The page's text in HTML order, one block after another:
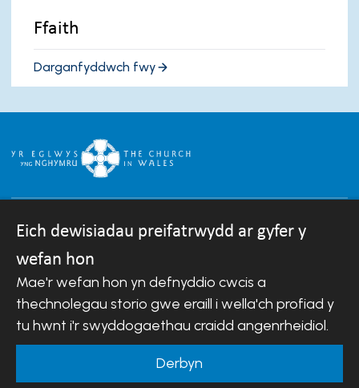
Ffaith
Darganfyddwch fwy
Hawlfraint © 2007-2026 Esgobaeth Llandaf.
Cedwir pob hawl.
Mae Bwrdd Cyllid Esgobaeth Llandaf yn gwmni sydd
wedi'i gofrestru yng Nghymru a Lloegr.
Rhif cwmni: 488549 | Rhif elusen gofrestredig:
Eich dewisiadau preifatrwydd ar gyfer y
wefan hon
Mae'r wefan hon yn defnyddio cwcis a
thechnolegau storio gwe eraill i wella'ch profiad y
tu hwnt i'r swyddogaethau craidd angenrheidiol.
Derbyn